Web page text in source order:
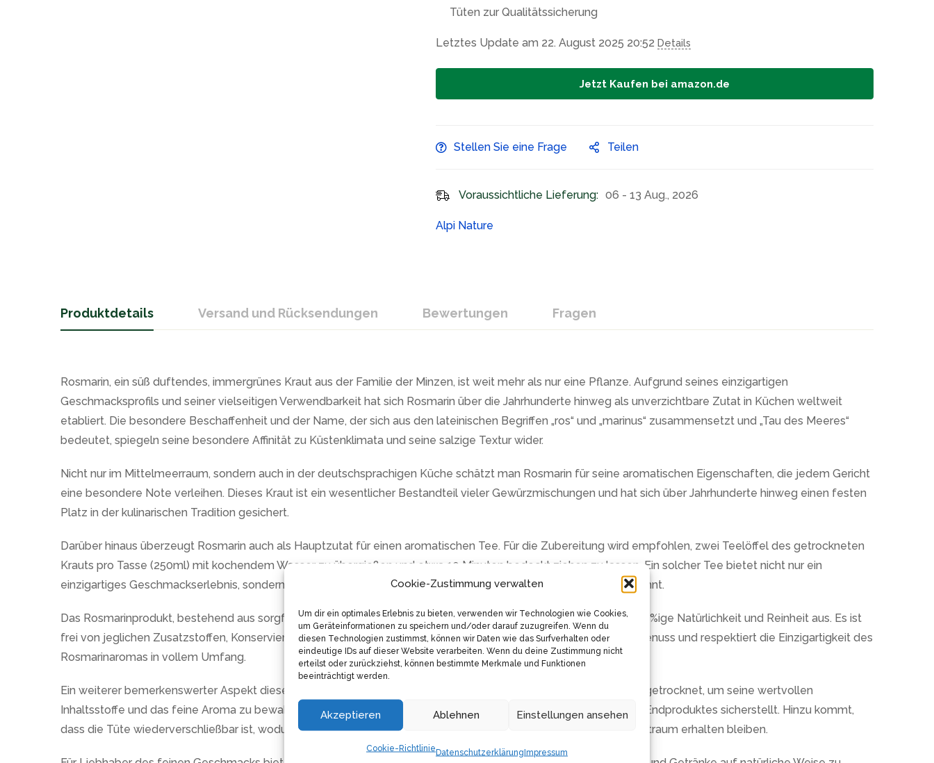
Cookie-Zustimmung verwalten
Um dir ein optimales Erlebnis zu bieten, verwenden wir Technologien wie Cookies,
um Geräteinformationen zu speichern und/oder darauf zuzugreifen. Wenn du
diesen Technologien zustimmst, können wir Daten wie das Surfverhalten oder
eindeutige IDs auf dieser Website verarbeiten. Wenn du deine Zustimmung nicht
erteilst oder zurückziehst, können bestimmte Merkmale und Funktionen
beeinträchtigt werden.
Akzeptieren Ablehnen Einstellungen ansehen
Cookie-RichtlinieDatenschutzerklärungImpressum
Tüten zur Qualitätssicherung
Letztes Update am 22. August 2025 20:52 Details
Jetzt Kaufen bei amazon.de
Stellen Sie eine Frage Teilen
Voraussichtliche Lieferung: 06 - 13 Aug., 2026
Alpi Nature
Produktdetails Versand und Rücksendungen Bewertungen Fragen
Rosmarin, ein süß duftendes, immergrünes Kraut aus der Familie der Minzen, ist weit mehr als nur eine Pflanze. Aufgrund seines einzigartigen
Geschmacksprofils und seiner vielseitigen Verwendbarkeit hat sich Rosmarin über die Jahrhunderte hinweg als unverzichtbare Zutat in Küchen weltweit
etabliert. Die besondere Beschaffenheit und der Name, der sich aus den lateinischen Begriffen „ros“ und „marinus“ zusammensetzt und „Tau des Meeres“
bedeutet, spiegeln seine besondere Affinität zu Küstenklimata und seine salzige Textur wider.
Nicht nur im Mittelmeerraum, sondern auch in der deutschsprachigen Küche schätzt man Rosmarin für seine aromatischen Eigenschaften, die jedem Gericht
eine besondere Note verleihen. Dieses Kraut ist ein wesentlicher Bestandteil vieler Gewürzmischungen und hat sich über Jahrhunderte hinweg einen festen
Platz in der kulinarischen Tradition gesichert.
Darüber hinaus überzeugt Rosmarin auch als Hauptzutat für einen aromatischen Tee. Für die Zubereitung wird empfohlen, zwei Teelöffel des getrockneten
Krauts pro Tasse (250ml) mit kochendem Wasser zu übergießen und etwa 10 Minuten bedeckt ziehen zu lassen. Ein solcher Tee bietet nicht nur ein
einzigartiges Geschmackserlebnis, sondern ist auch für seine positiven Auswirkungen auf das Wohlbefinden bekannt.
Das Rosmarinprodukt, bestehend aus sorgfältig ausgewählten Blättern der Pflanze, zeichnet sich durch seine 100%ige Natürlichkeit und Reinheit aus. Es ist
frei von jeglichen Zusatzstoffen, Konservierungsstoffen oder Aromen. Dies gewährleistet einen unverfälschten Genuss und respektiert die Einzigartigkeit des
Rosmarinaromas in vollem Umfang.
Ein weiterer bemerkenswerter Aspekt dieses Produkts ist die sorgfältige Aufbereitung. Das Kraut wird schonend getrocknet, um seine wertvollen
Inhaltsstoffe und das feine Aroma zu bewahren. Die Verpackung erfolgt in Handarbeit, was die hohe Qualität des Endproduktes sicherstellt. Hinzu kommt,
dass die Tüte wiederverschließbar ist, wodurch die Frische und das Aroma des Rosmarins über einen längeren Zeitraum erhalten bleiben.